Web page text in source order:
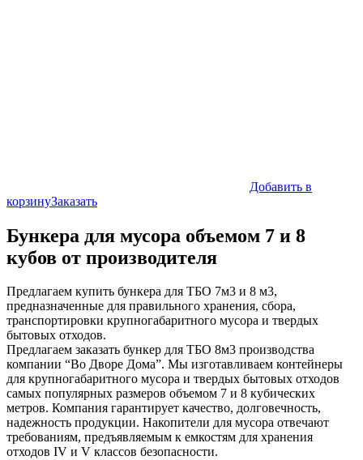
Добавить в
корзинуЗаказать
Бункера для мусора объемом 7 и 8
кубов от производителя
Предлагаем купить бункера для ТБО 7м3 и 8 м3,
предназначенные для правильного хранения, сбора,
транспортировки крупногабаритного мусора и твердых
бытовых отходов.
Предлагаем заказать бункер для ТБО 8м3 производства
компании “Во Дворе Дома”. Мы изготавливаем контейнеры
для крупногабаритного мусора и твердых бытовых отходов
самых популярных размеров объемом 7 и 8 кубических
метров. Компания гарантирует качество, долговечность,
надежность продукции. Накопители для мусора отвечают
требованиям, предъявляемым к емкостям для хранения
отходов IV и V классов безопасности.